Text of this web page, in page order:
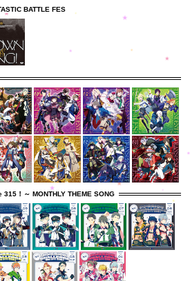
BATTLE FES
！～ MONTHLY THEME SONG